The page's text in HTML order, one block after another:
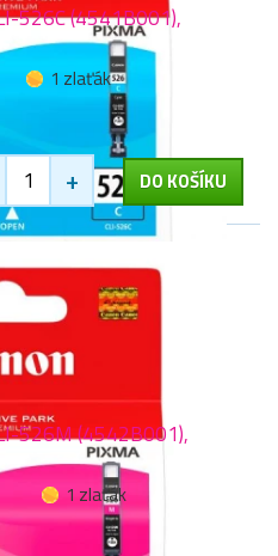
526C (4541B001),
1 zlaťák
+ DO KOŠÍKU
526M (4542B001),
1 zlaťák